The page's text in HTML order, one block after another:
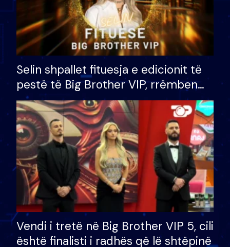
Selin shpallet fituesja e edicionit të
pestë të Big Brother VIP, rrëmben
çmimin e madh prej 100 mijë eurosh
Vendi i tretë në Big Brother VIP 5, cili
është finalisti i radhës që lë shtëpinë